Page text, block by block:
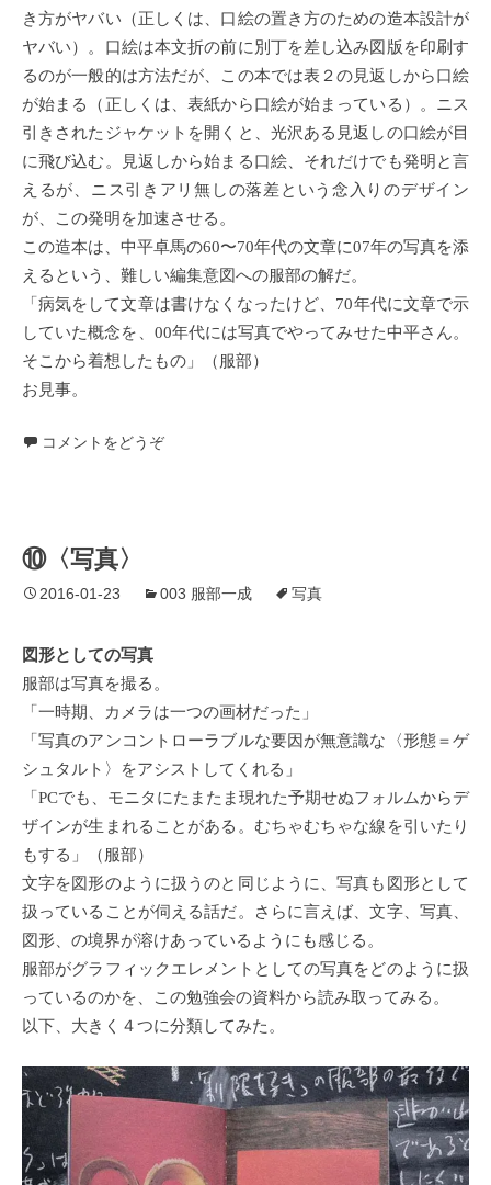
き方がヤバい（正しくは、口絵の置き方のための造本設計が
ヤバい）。口絵は本文折の前に別丁を差し込み図版を印刷す
るのが一般的は方法だが、この本では表２の見返しから口絵
が始まる（正しくは、表紙から口絵が始まっている）。ニス
引きされたジャケットを開くと、光沢ある見返しの口絵が目
に飛び込む。見返しから始まる口絵、それだけでも発明と言
えるが、ニス引きアリ無しの落差という念入りのデザイン
が、この発明を加速させる。
この造本は、中平卓馬の60〜70年代の文章に07年の写真を添
えるという、難しい編集意図への服部の解だ。
「病気をして文章は書けなくなったけど、70年代に文章で示
していた概念を、00年代には写真でやってみせた中平さん。
そこから着想したもの」（服部）
お見事。
コメントをどうぞ
⑩〈写真〉
2016-01-23 003 服部一成 写真
図形としての写真
服部は写真を撮る。
「一時期、カメラは一つの画材だった」
「写真のアンコントローラブルな要因が無意識な〈形態＝ゲ
シュタルト〉をアシストしてくれる」
「PCでも、モニタにたまたま現れた予期せぬフォルムからデ
ザインが生まれることがある。むちゃむちゃな線を引いたり
もする」（服部）
文字を図形のように扱うのと同じように、写真も図形として
扱っていることが伺える話だ。さらに言えば、文字、写真、
図形、の境界が溶けあっているようにも感じる。
服部がグラフィックエレメントとしての写真をどのように扱
っているのかを、この勉強会の資料から読み取ってみる。
以下、大きく４つに分類してみた。